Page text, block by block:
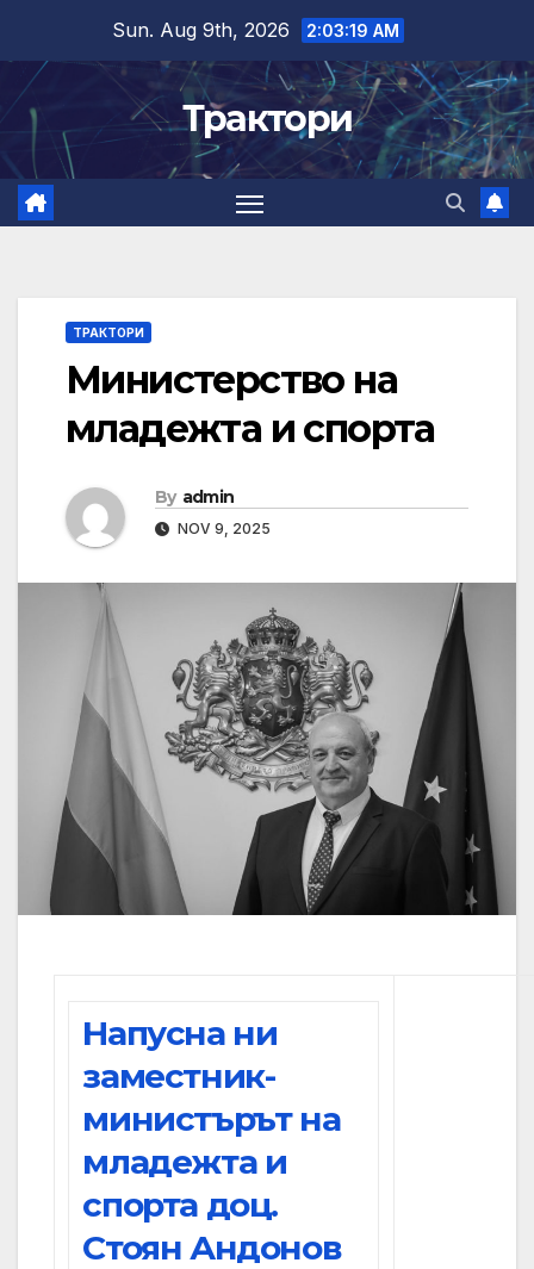
content
Sun. Aug 9th, 2026 2:03:20 AM
Трактори
ТРАКТОРИ
Министерство на
младежта и спорта
By admin
NOV 9, 2025
Напусна ни
заместник-
министърът на
младежта и
спорта доц.
Стоян Андонов